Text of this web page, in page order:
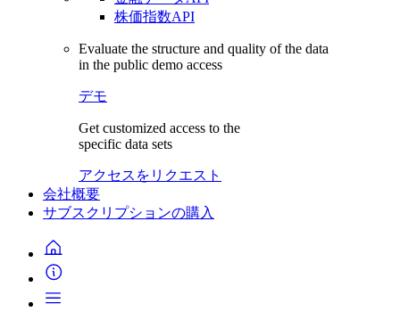
株価指数API
Evaluate the structure and quality of the data
in the public demo access
デモ
Get customized access to the
specific data sets
アクセスをリクエスト
会社概要
サブスクリプションの購入